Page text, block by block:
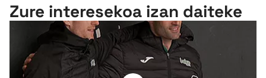
Zure interesekoa izan daiteke